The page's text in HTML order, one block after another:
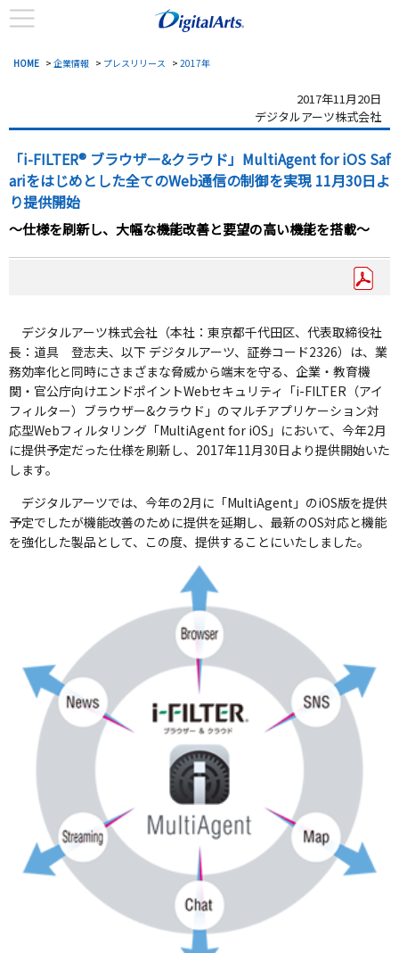
HOME > 企業情報 > プレスリリース > 2017年
2017年11月20日
デジタルアーツ株式会社
「i-FILTER® ブラウザー&クラウド」MultiAgent for iOS Saf
ariをはじめとした全てのWeb通信の制御を実現 11月30日よ
り提供開始
～仕様を刷新し、大幅な機能改善と要望の高い機能を搭載～
デジタルアーツ株式会社（本社：東京都千代田区、代表取締役社
長：道具 登志夫、以下 デジタルアーツ、証券コード2326）は、業
務効率化と同時にさまざまな脅威から端末を守る、企業・教育機
関・官公庁向けエンドポイントWebセキュリティ「i-FILTER（アイ
フィルター）ブラウザー&クラウド」のマルチアプリケーション対
応型Webフィルタリング「MultiAgent for iOS」において、今年2月
に提供予定だった仕様を刷新し、2017年11月30日より提供開始いた
します。
デジタルアーツでは、今年の2月に「MultiAgent」のiOS版を提供
予定でしたが機能改善のために提供を延期し、最新のOS対応と機能
を強化した製品として、この度、提供することにいたしました。